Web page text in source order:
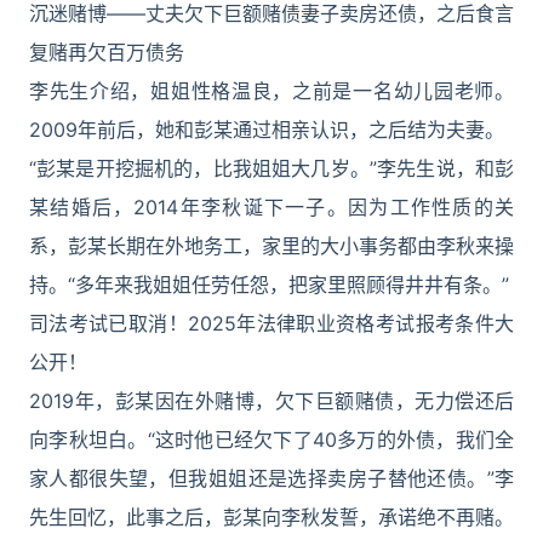
沉迷赌博——丈夫欠下巨额赌债妻子卖房还债，之后食言
复赌再欠百万债务
李先生介绍，姐姐性格温良，之前是一名幼儿园老师。
2009年前后，她和彭某通过相亲认识，之后结为夫妻。
“彭某是开挖掘机的，比我姐姐大几岁。”李先生说，和彭
某结婚后，2014年李秋诞下一子。因为工作性质的关
系，彭某长期在外地务工，家里的大小事务都由李秋来操
持。“多年来我姐姐任劳任怨，把家里照顾得井井有条。”
司法考试已取消！2025年法律职业资格考试报考条件大
公开！
2019年，彭某因在外赌博，欠下巨额赌债，无力偿还后
向李秋坦白。“这时他已经欠下了40多万的外债，我们全
家人都很失望，但我姐姐还是选择卖房子替他还债。”李
先生回忆，此事之后，彭某向李秋发誓，承诺绝不再赌。